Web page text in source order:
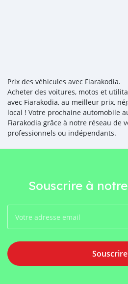
Prix des véhicules avec Fiarakodia.
Acheter des voitures, motos et
avec Fiarakodia, au meilleur prix,
local ! Votre prochaine automobile
Fiarakodia grâce à notre réseau de
professionnels ou indépendants.
Souscrire à
Souscrire